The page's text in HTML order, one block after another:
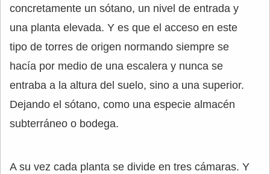
concretamente un sótano, un nivel de entrada y
una planta elevada. Y es que el acceso en este
tipo de torres de origen normando siempre se
hacía por medio de una escalera y nunca se
entraba a la altura del suelo, sino a una superior.
Dejando el sótano, como una especie almacén
subterráneo o bodega.
A su vez cada planta se divide en tres cámaras. Y